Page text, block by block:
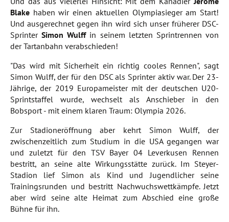
Blake haben wir einen aktuellen Olympiasieger am Start!
Und ausgerechnet gegen ihn wird sich unser früherer DSC-
SprinterSimon Wulffin seinem letzten Sprintrennen von
der Tartanbahn verabschieden!
"Das wird mit Sicherheit ein richtig cooles Rennen", sagt
Simon Wulff, der für den DSC als Sprinter aktiv war. Der 23-
Jährige, der 2019 Europameister mit der deutschen U20-
Sprintstaffel wurde, wechselt als Anschieber in den
Bobsport - mit einem klaren Traum: Olympia 2026.
Zur Stadioneröffnung aber kehrt Simon Wulff, der
zwischenzeitlich zum Studium in die USA gegangen war
und zuletzt für den TSV Bayer 04 Leverkusen Rennen
bestritt, an seine alte Wirkungsstätte zurück. Im Steyer-
Stadion lief Simon als Kind und Jugendlicher seine
Trainingsrunden und bestritt Nachwuchswettkämpfe. Jetzt
aber wird seine alte Heimat zum Abschied eine große
Bühne für ihn.